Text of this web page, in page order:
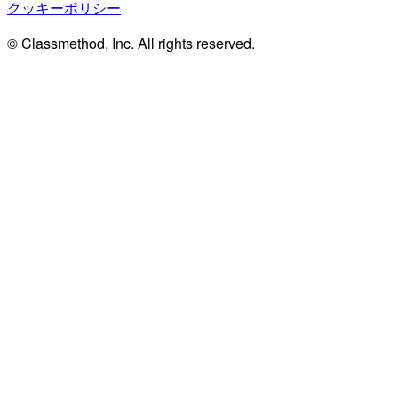
クッキーポリシー
© Classmethod, Inc. All rights reserved.